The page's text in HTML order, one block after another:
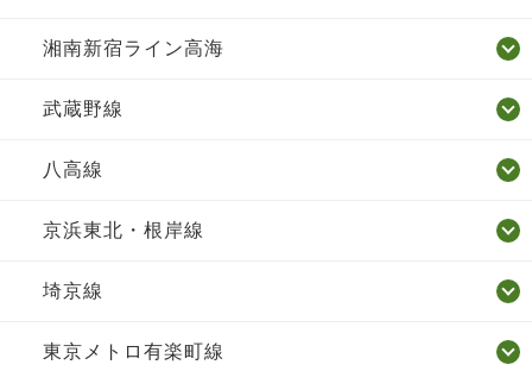
湘南新宿ライン高海
武蔵野線
八高線
京浜東北・根岸線
埼京線
東京メトロ有楽町線